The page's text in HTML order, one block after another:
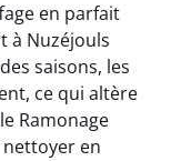
en parfait
à Nuzéjouls
saisons, les
ce qui altère
Ramonage
en